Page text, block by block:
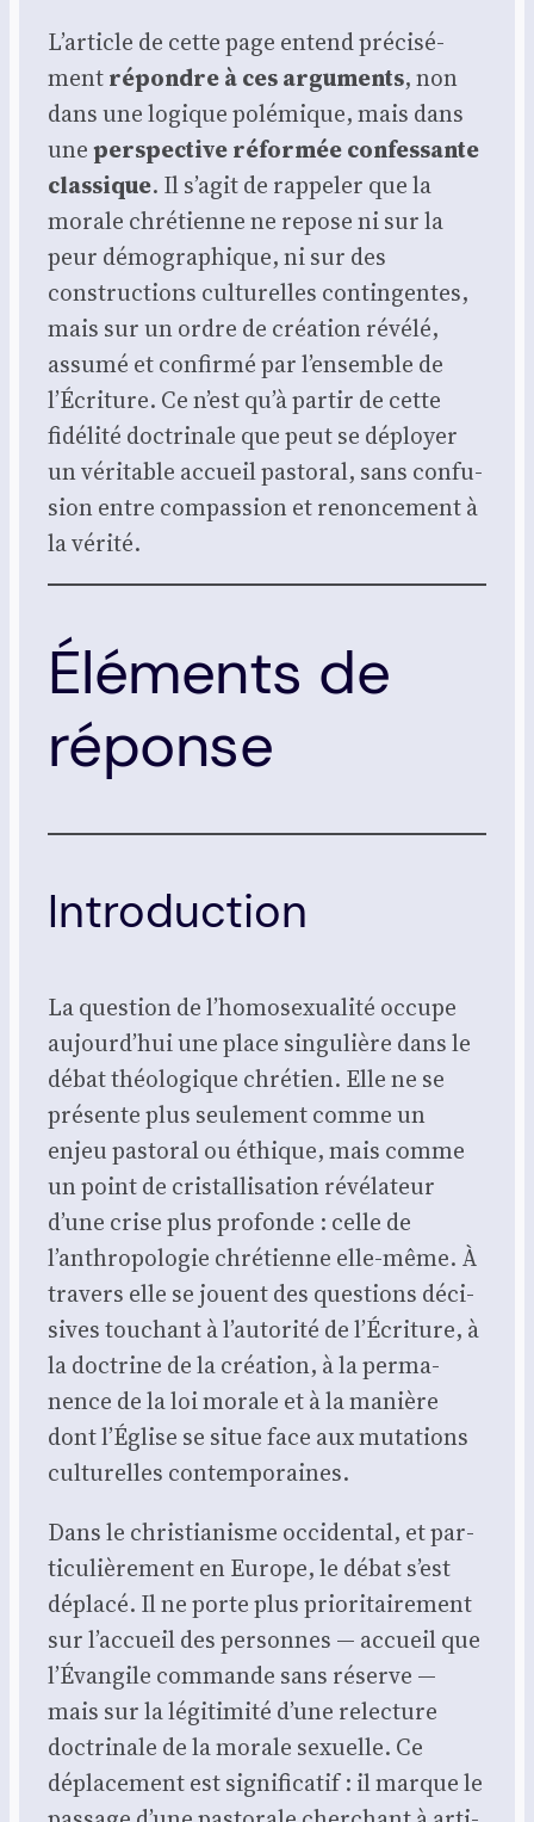
L’article de cette page entend pré­ci­sé­
mentrépondre à ces argu­ments, non
dans une logique polé­mique, mais dans
unepers­pec­tive réfor­mée confes­sante
clas­sique. Il s’agit de rap­pe­ler que la
morale chré­tienne ne repose ni sur la
peur démo­gra­phique, ni sur des
construc­tions cultu­relles contin­gentes,
mais sur un ordre de créa­tion révé­lé,
assu­mé et confir­mé par l’ensemble de
l’Écriture. Ce n’est qu’à par­tir de cette
fidé­li­té doc­tri­nale que peut se déployer
un véri­table accueil pas­to­ral, sans confu­
sion entre com­pas­sion et renon­ce­ment à
la véri­té.
Éléments de
réponse
Introduction
La ques­tion de l’homosexualité occupe
aujourd’hui une place sin­gu­lière dans le
débat théo­lo­gique chré­tien. Elle ne se
pré­sente plus seule­ment comme un
enjeu pas­to­ral ou éthique, mais comme
un point de cris­tal­li­sa­tion révé­la­teur
d’une crise plus pro­fonde : celle de
l’anthropologie chré­tienne elle-même. À
tra­vers elle se jouent des ques­tions déci­
sives tou­chant à l’autorité de l’Écriture, à
la doc­trine de la créa­tion, à la per­ma­
nence de la loi morale et à la manière
dont l’Église se situe face aux muta­tions
cultu­relles contem­po­raines.
Dans le chris­tia­nisme occi­den­tal, et par­
ti­cu­liè­re­ment en Europe, le débat s’est
dépla­cé. Il ne porte plus prio­ri­tai­re­ment
sur l’accueil des per­sonnes — accueil que
l’Évangile com­mande sans réserve —
mais sur la légi­ti­mi­té d’une relec­ture
doc­tri­nale de la morale sexuelle. Ce
dépla­ce­ment est signi­fi­ca­tif : il marque le